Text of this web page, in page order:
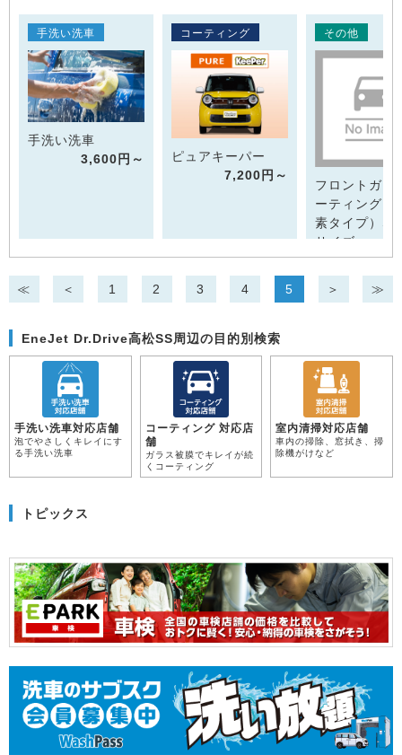
手洗い洗車
手洗い洗車
3,600円～
コーティング
ピュアキーパー
7,200円～
その他
フロントガラ
ーティング（
素タイプ）
サイズ
≪
＜ 1 2 3 4 5 ＞ ≫
EneJet Dr.Drive高松SS周辺の目的別検索
手洗い洗車対応店舗
泡でやさしくキレイにす
る手洗い洗車
コーティング 対応店
舗
ガラス被膜でキレイが続
くコーティング
室内清掃対応店舗
車内の掃除、窓拭き、掃
除機がけなど
トピックス